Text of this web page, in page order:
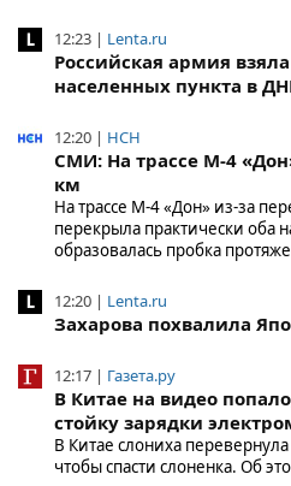
12:23 | Lenta.ru
Российская армия
населенных пункта в
12:20 | НСН
СМИ: На трассе М-4
км
На трассе М-4 «Дон» из-за
перекрыла практически оба
образовалась пробка
12:20 | Lenta.ru
Захарова похвалила
12:17 | Газета.ру
В Китае на видео
стойку зарядки
В Китае слониха
чтобы спасти слоненка. Об